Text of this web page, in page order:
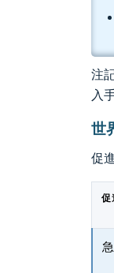
注
入
世
促
促